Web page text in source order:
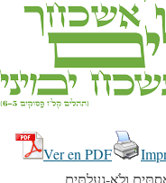
Ver en PDF
וְלֹא-גְעַלְתִּים